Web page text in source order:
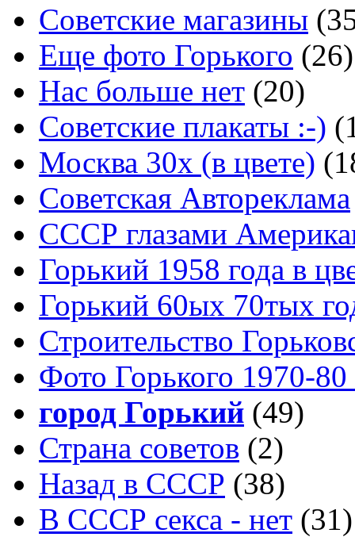
Советские магазины
Еще фото Горького (26)
Нас больше нет (20)
Советские плакаты :-)
Москва 30x (в цвете)
Советская Автореклама
СССР глазами
Горький 1958 года в
Горький 60ых 70тых
Строительство
Фото Горького 1970-80
город Горький (49)
Страна советов (2)
Назад в СССР (38)
В СССР секса - нет (31)